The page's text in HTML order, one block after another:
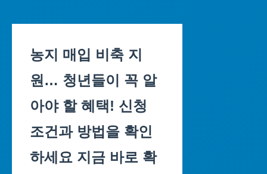
content
농지 매입 비축 지
원… 청년들이 꼭 알
아야 할 혜택! 신청
조건과 방법을 확인
하세요 지금 바로 확